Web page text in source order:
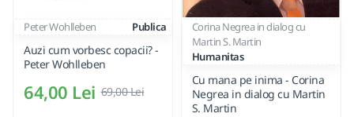
Peter Wohlleben Publica
Auzi cum vorbesc copacii? -
Peter Wohlleben
64,00 Lei 69,00 Lei
Corina Negrea in dialog cu
Martin S. Martin
Humanitas
Cu mana pe inima - Corina
Negrea in dialog cu Martin
S. Martin